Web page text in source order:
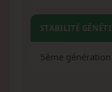
STABILITÉ
5ème génération